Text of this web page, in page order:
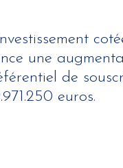
une
de
euros.